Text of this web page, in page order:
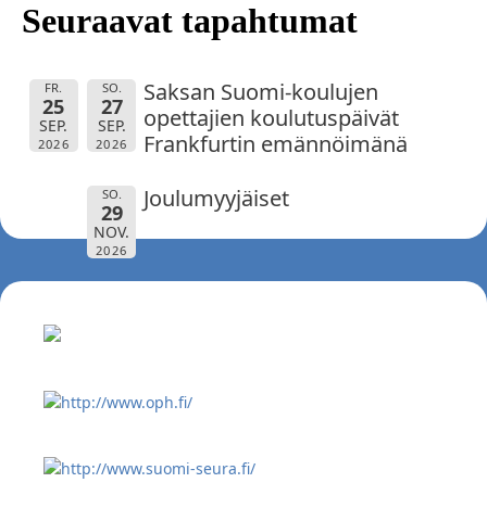
Seuraavat tapahtumat
FR.
25
SEP.
2026
SO.
27
SEP.
2026
Saksan Suomi-koulujen
opettajien koulutuspäivät
Frankfurtin emännöimänä
SO.
29
NOV.
2026
Joulumyyjäiset